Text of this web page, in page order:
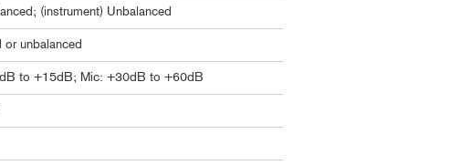
(instrument) Unbalanced
or unbalanced
to +15dB; Mic: +30dB to +60dB